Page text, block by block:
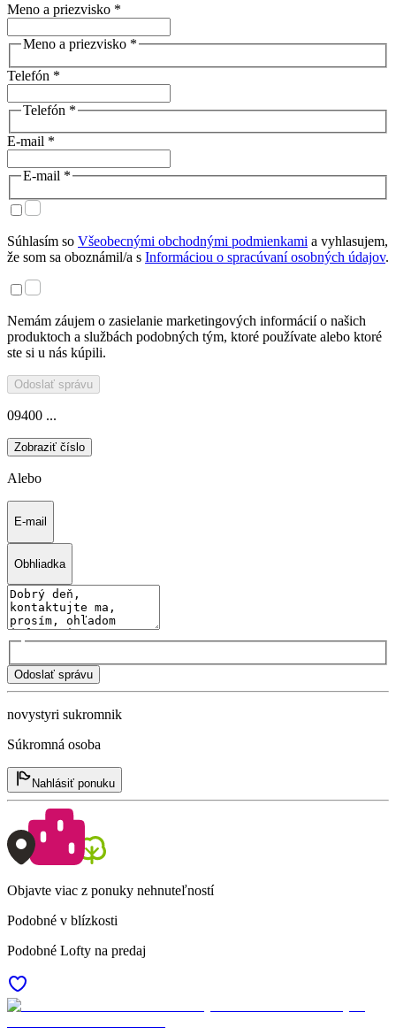
Meno a priezvisko *
Meno a priezvisko *
Telefón *
Telefón *
E-mail *
E-mail *
Súhlasím so Všeobecnými obchodnými podmienkami a vyhlasujem,
že som sa oboznámil/a s Informáciou o spracúvaní osobných údajov.
Nemám záujem o zasielanie marketingových informácií o našich
produktoch a službách podobných tým, ktoré používate alebo ktoré
ste si u nás kúpili.
Odoslať správu
09400 ...
Zobraziť číslo
Alebo
E-mail
Obhliadka
Odoslať správu
novystyri sukromnik
Súkromná osoba
Nahlásiť ponuku
Objavte viac z ponuky nehnuteľností
Podobné v blízkosti
Podobné Lofty na predaj